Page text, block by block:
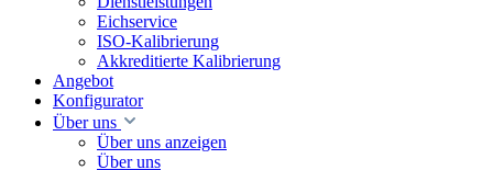
Eichservice
ISO-Kalibrierung
Akkreditierte Kalibrierung
Angebot
Konfigurator
Über uns
Über uns anzeigen
Über uns